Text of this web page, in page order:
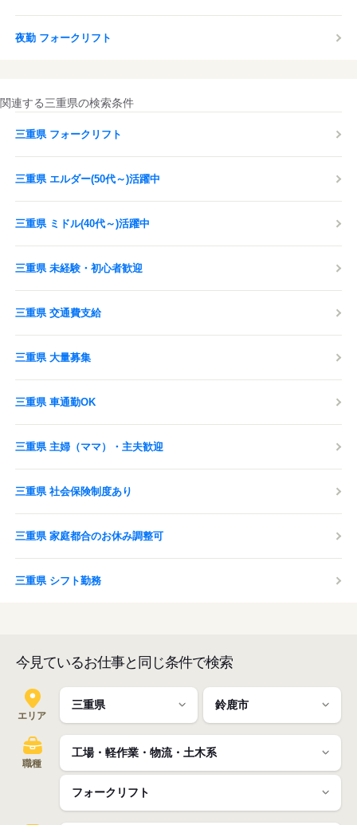
夜勤 フォークリフト
関連する三重県の検索条件
三重県 フォークリフト
三重県 エルダー(50代～)活躍中
三重県 ミドル(40代～)活躍中
三重県 未経験・初心者歓迎
三重県 交通費支給
三重県 大量募集
三重県 車通勤OK
三重県 主婦（ママ）・主夫歓迎
三重県 社会保険制度あり
三重県 家庭都合のお休み調整可
三重県 シフト勤務
今見ているお仕事と同じ条件で検索
エリア
職種